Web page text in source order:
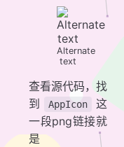
Alternate
text
查看源代码，找
到
AppIcon
这
一段png链接就
是